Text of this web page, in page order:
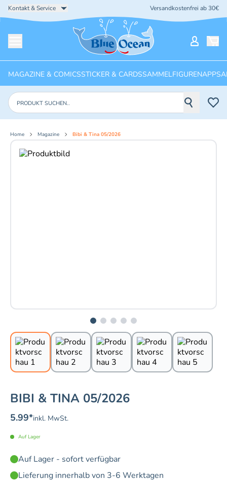
Kontakt & Service Versandkostenfrei ab 30€
Startseite
MAGAZINE & COMICSSTICKER & CARDSSAMMELFIGURENAPPS
Produkte suchen
Home Magazine Bibi & Tina 05/2026
Aktuelles Bild: 1 von 5
BIBI & TINA 05/2026
5.99*inkl. MwSt.
Auf Lager
Auf Lager - sofort verfügbar
Lieferung innerhalb von 3-6 Werktagen